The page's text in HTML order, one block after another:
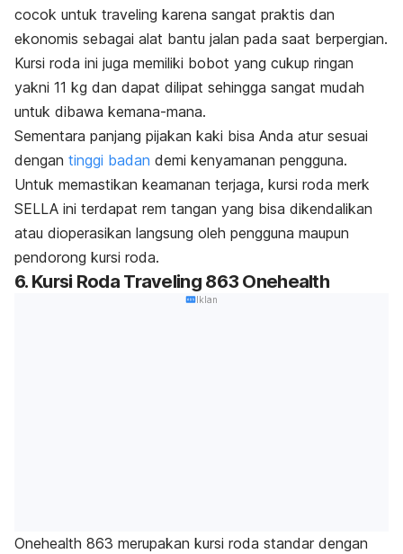
cocok untuk traveling karena sangat praktis dan
ekonomis sebagai alat bantu jalan pada saat berpergian.
Kursi roda ini juga memiliki bobot yang cukup ringan
yakni 11 kg dan dapat dilipat sehingga sangat mudah
untuk dibawa kemana-mana.
Sementara panjang pijakan kaki bisa Anda atur sesuai
dengan tinggi badan demi kenyamanan pengguna.
Untuk memastikan keamanan terjaga, kursi roda merk
SELLA ini terdapat rem tangan yang bisa dikendalikan
atau dioperasikan langsung oleh pengguna maupun
pendorong kursi roda.
6. Kursi Roda Traveling 863 Onehealth
Iklan
Onehealth 863 merupakan kursi roda standar dengan